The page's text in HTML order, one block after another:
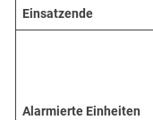
Einsatzende
Alarmierte Einheiten